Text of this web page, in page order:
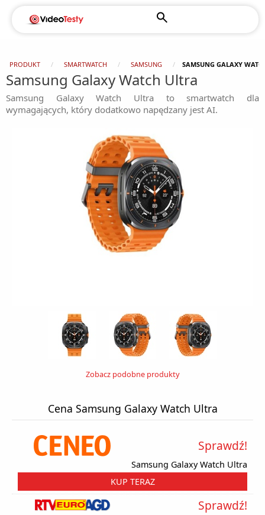
PRODUKT SMARTWATCH SAMSUNG SAMSUNG GALAXY
Samsung Galaxy Watch Ultra
Samsung Galaxy Watch Ultra to smartwatch dla
wymagających, który dodatkowo napędzany jest AI.
Zobacz podobne produkty
Cena Samsung Galaxy Watch Ultra
Samsung Galaxy Watch Ultra
Sprawdź!
KUP TERAZ
Sprawdź!